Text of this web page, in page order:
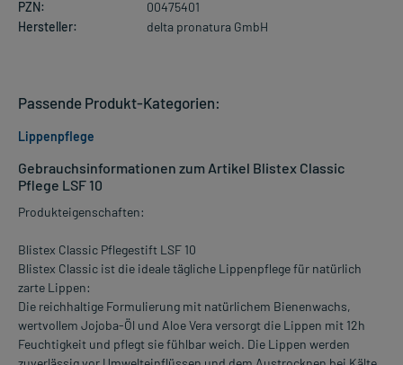
PZN:
00475401
Hersteller:
delta pronatura GmbH
Gebrauchsinformationen zum Artikel Blistex Classic
Pflege LSF 10
Produkteigenschaften:
Blistex Classic Pflegestift LSF 10
Blistex Classic ist die ideale tägliche Lippenpflege für natürlich
zarte Lippen:
Die reichhaltige Formulierung mit natürlichem Bienenwachs,
wertvollem Jojoba-Öl und Aloe Vera versorgt die Lippen mit 12h
Feuchtigkeit und pflegt sie fühlbar weich. Die Lippen werden
Passende Produkt-Kategorien:
Lippenpflege